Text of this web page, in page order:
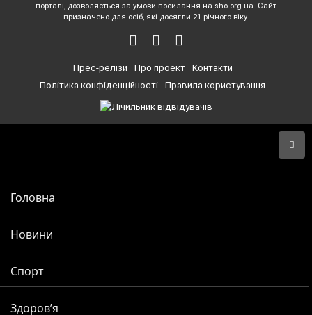
порталі, дозволяється за умови посилання на sho.org.ua. Сайт
призначено для осіб, які досягли 21-річного віку.
Прес-релізи Про проект
Контакти
Політика конфіденційності
Правила користування
Головна
Новини
Спорт
Здоров’я